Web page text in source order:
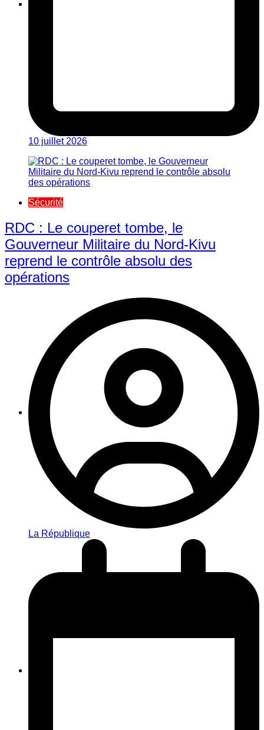
10 juillet 2026
Sécurité
RDC : Le couperet tombe, le
Gouverneur Militaire du Nord-Kivu
reprend le contrôle absolu des
opérations
La République